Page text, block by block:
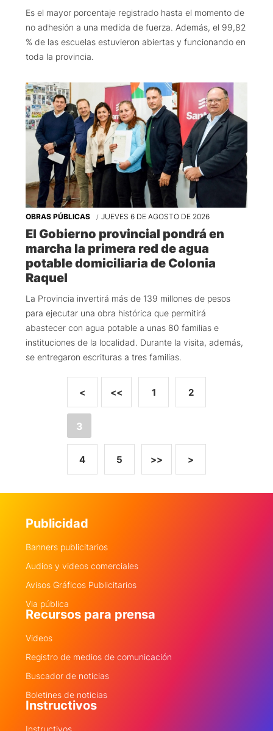
Es el mayor porcentaje registrado hasta el momento de
no adhesión a una medida de fuerza. Además, el 99,82
% de las escuelas estuvieron abiertas y funcionando en
toda la provincia.
OBRAS PÚBLICAS JUEVES 6 DE AGOSTO DE 2026
El Gobierno provincial pondrá en
marcha la primera red de agua
potable domiciliaria de Colonia
Raquel
La Provincia invertirá más de 139 millones de pesos
para ejecutar una obra histórica que permitirá
abastecer con agua potable a unas 80 familias e
instituciones de la localidad. Durante la visita, además,
se entregaron escrituras a tres familias.
<<
< 1 2
3
4 5 >
>>
Publicidad
Banners publicitarios
Audios y videos comerciales
Avisos Gráficos Publicitarios
Via pública
Recursos para prensa
Videos
Registro de medios de comunicación
Buscador de noticias
Boletines de noticias
Instructivos
Instructivos